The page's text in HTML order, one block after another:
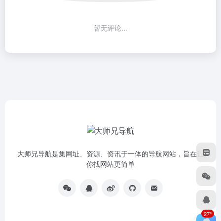
暂无评论...
大师兄导航是集网址、资源、资讯于一体的导航网站，旨在让
你找网站更简单
27°